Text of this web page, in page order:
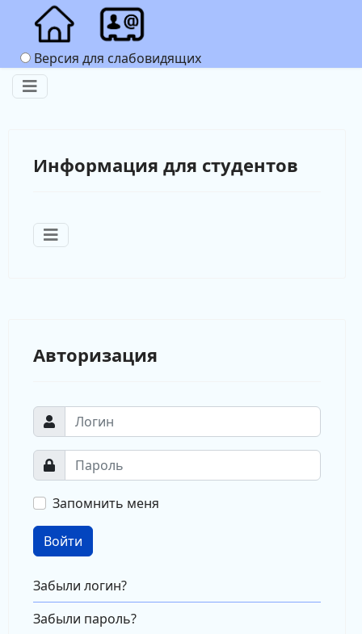
Версия для слабовидящих
Информация для студентов
Авторизация
Запомнить меня
Войти
Забыли логин?
Забыли пароль?